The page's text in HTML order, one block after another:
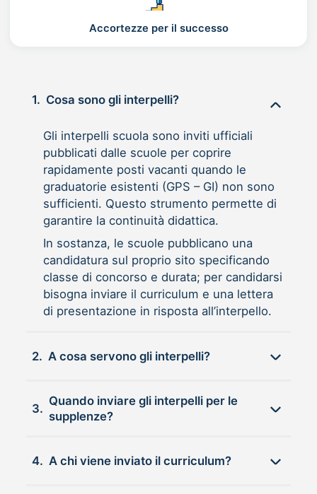
Accortezze per il successo
1. Cosa sono gli interpelli?
Gli interpelli scuola sono inviti ufficiali
pubblicati dalle scuole per coprire
rapidamente posti vacanti quando le
graduatorie esistenti (GPS – GI) non sono
sufficienti. Questo strumento permette di
garantire la continuità didattica.
In sostanza, le scuole pubblicano una
candidatura sul proprio sito specificando
classe di concorso e durata; per candidarsi
bisogna inviare il curriculum e una lettera
di presentazione in risposta all’interpello.
2. A cosa servono gli interpelli?
3.
Quando inviare gli interpelli per le
supplenze?
4. A chi viene inviato il curriculum?